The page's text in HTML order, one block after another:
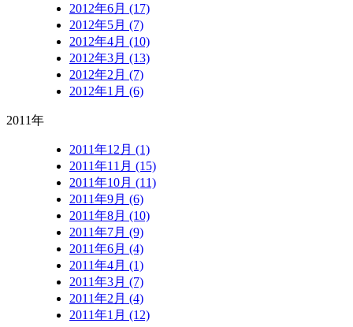
2012年6月 (17)
2012年5月 (7)
2012年4月 (10)
2012年3月 (13)
2012年2月 (7)
2012年1月 (6)
2011年
2011年12月 (1)
2011年11月 (15)
2011年10月 (11)
2011年9月 (6)
2011年8月 (10)
2011年7月 (9)
2011年6月 (4)
2011年4月 (1)
2011年3月 (7)
2011年2月 (4)
2011年1月 (12)